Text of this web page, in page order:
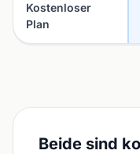
Kostenloser
Plan
Beide sind